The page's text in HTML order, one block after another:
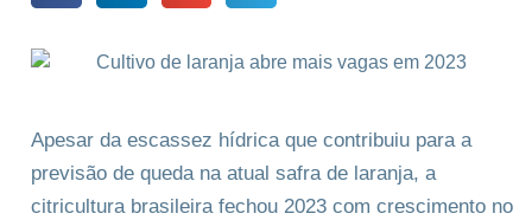
Apesar da escassez hídrica que contribuiu para a
previsão de queda na atual safra de laranja, a
citricultura brasileira fechou 2023 com crescimento no